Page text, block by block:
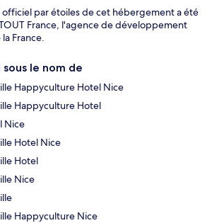
officiel par étoiles de cet hébergement a été
France, l'agence de développement
France.
sous le nom de
Happyculture Hotel Nice
Happyculture Hotel
Nice
Hotel Nice
Hotel
Nice
Happyculture Nice